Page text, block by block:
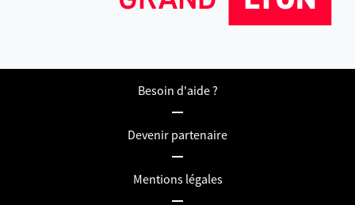
Besoin d'aide ?
Devenir partenaire
Mentions légales